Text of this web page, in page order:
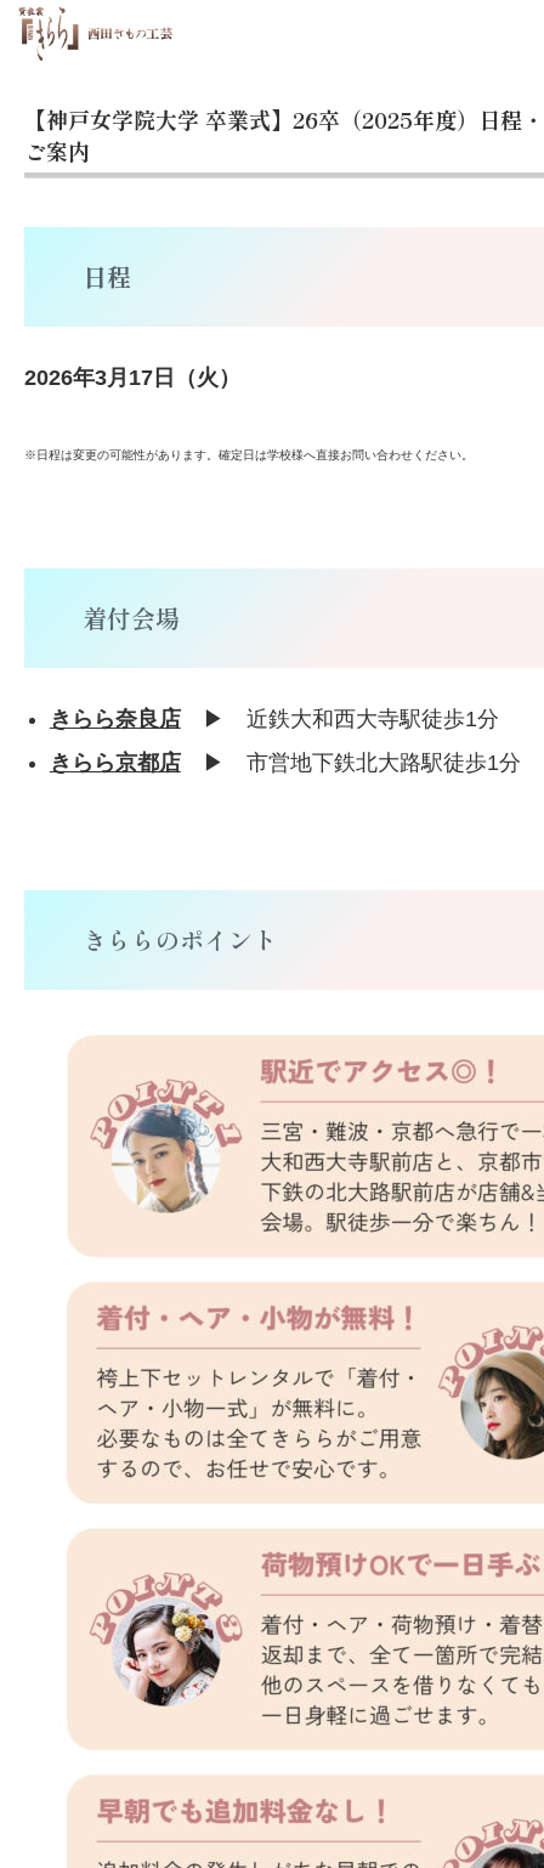
【神戸女学院大学 卒業式】26卒（2025年度）日程
ご案内
日程
2026年3月17日（火）
※日程は変更の可能性があります。確定日は学校様へ直接お問い合わせください。
着付会場
きらら奈良店▶︎ 近鉄大和西大寺駅徒歩1分
きらら京都店▶︎ 市営地下鉄北大路駅徒歩1分
きららのポイント